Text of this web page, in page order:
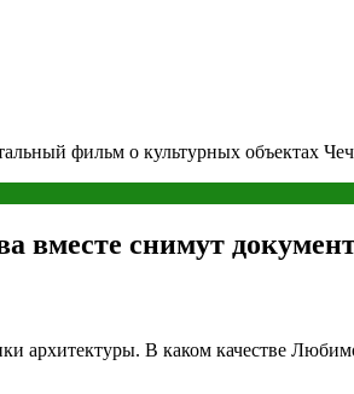
фильм о культурных объектах
снимут
архитектуры. В каком качестве